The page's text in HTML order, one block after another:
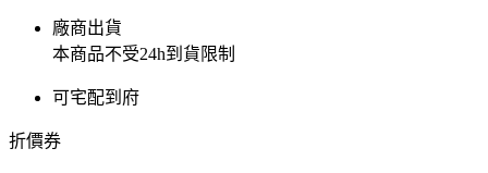
廠商出貨
本商品不受24h到貨限制
可宅配到府
折價券